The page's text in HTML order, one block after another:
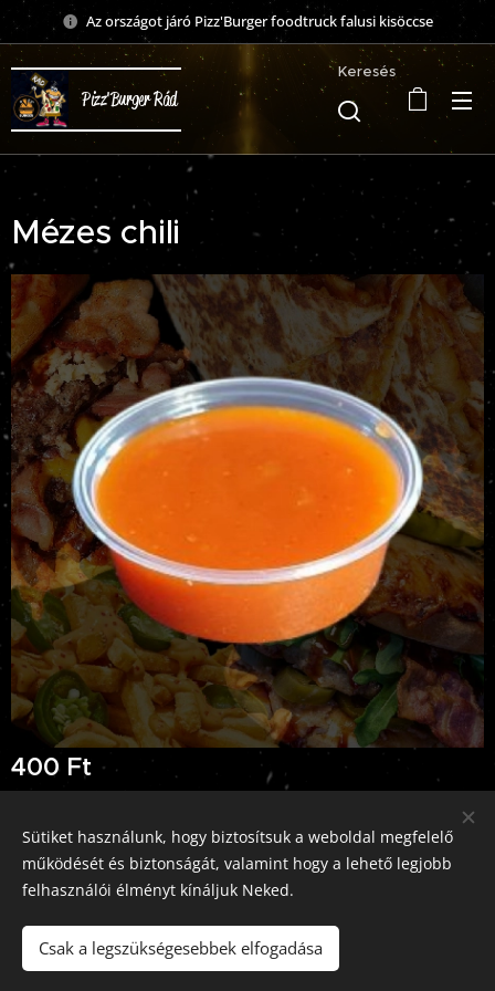
Az országot járó Pizz'Burger foodtruck falusi kisöccse
Pizz'Burger Rád
Keresés
Mézes chili
400 Ft
Pizz'Burger Rád, 2613 Rád, Rákóczi út 5., +36-70-326-0793
Sütiket használunk, hogy biztosítsuk a weboldal megfelelő
működését és biztonságát, valamint hogy a lehető legjobb
felhasználói élményt kínáljuk Neked.
Csak a legszükségesebbek elfogadása